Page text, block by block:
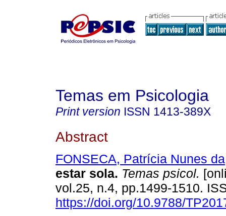
Temas em Psicologia
Print version ISSN 1413-389X
Abstract
FONSECA, Patrícia Nunes da
estar sola. Temas psicol.
vol.25, n.4, pp.1499-1510.
https://doi.org/10.9788/